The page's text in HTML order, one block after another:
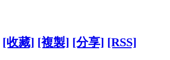
[收藏] [複製] [分享] [RSS]